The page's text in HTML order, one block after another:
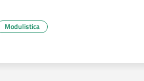
Modulistica